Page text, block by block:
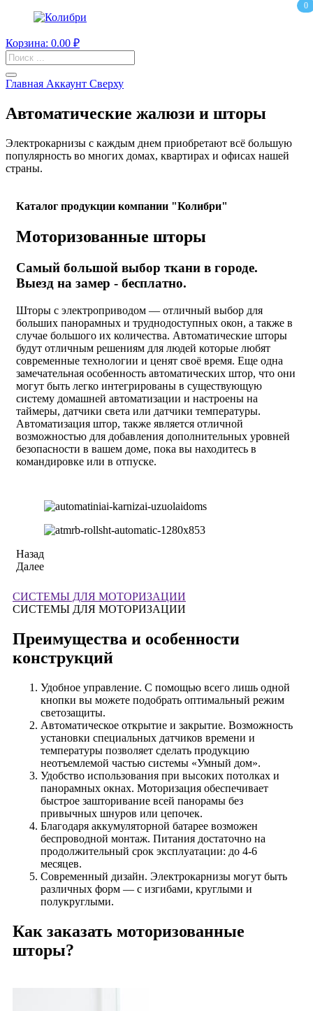
0
Корзина: 0.00 ₽
Поиск
товаров
Главная Аккаунт Сверху
Автоматические жалюзи и шторы
Электрокарнизы с каждым днем приобретают всё большую
популярность во многих домах, квартирах и офисах нашей
страны.
Каталог продукции компании "Колибри"
Моторизованные шторы
Самый большой выбор ткани в городе.
Выезд на замер - бесплатно.
Шторы с электроприводом — отличный выбор для
больших панорамных и труднодоступных окон, а также в
случае большого их количества. Автоматические шторы
будут отличным решениям для людей которые любят
современные технологии и ценят своё время. Еще одна
замечательная особенность автоматических штор, что они
могут быть легко интегрированы в существующую
систему домашней автоматизации и настроены на
таймеры, датчики света или датчики температуры.
Автоматизация штор, также является отличной
возможностью для добавления дополнительных уровней
безопасности в вашем доме, пока вы находитесь в
командировке или в отпуске.
Назад
Далее
СИСТЕМЫ ДЛЯ МОТОРИЗАЦИИ
СИСТЕМЫ ДЛЯ МОТОРИЗАЦИИ
Преимущества и особенности
конструкций
Удобное управление. С помощью всего лишь одной
кнопки вы можете подобрать оптимальный режим
светозащиты.
Автоматическое открытие и закрытие. Возможность
установки специальных датчиков времени и
температуры позволяет сделать продукцию
неотъемлемой частью системы «Умный дом».
Удобство использования при высоких потолках и
панорамных окнах. Моторизация обеспечивает
быстрое зашторивание всей панорамы без
привычных шнуров или цепочек.
Благодаря аккумуляторной батарее возможен
беспроводной монтаж. Питания достаточно на
продолжительный срок эксплуатации: до 4-6
месяцев.
Современный дизайн. Электрокарнизы могут быть
различных форм — с изгибами, круглыми и
полукруглыми.
Как заказать моторизованные
шторы?